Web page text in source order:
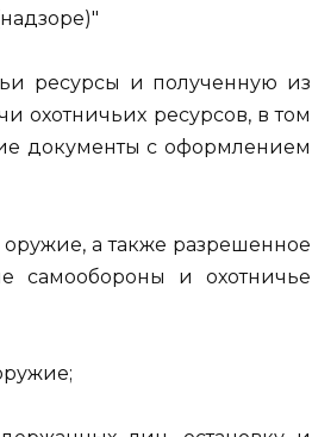
ресурсы и полученную из
охотничьих ресурсов, в том
документы с оформлением
а также разрешенное
самообороны и охотничье